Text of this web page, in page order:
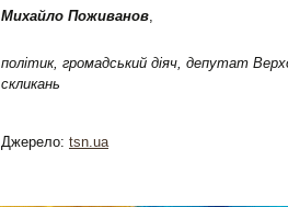
Михайло Поживанов
політик, громадський діяч, депутат
скликань
Джерело: tsn.ua